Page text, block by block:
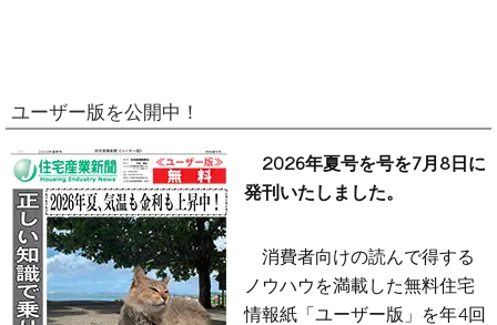
ユーザー版を公開中！
2026年夏号を号を7月8日に
発刊いたしました。
消費者向けの読んで得する
ノウハウを満載した無料住宅
情報紙「ユーザー版」を年4回